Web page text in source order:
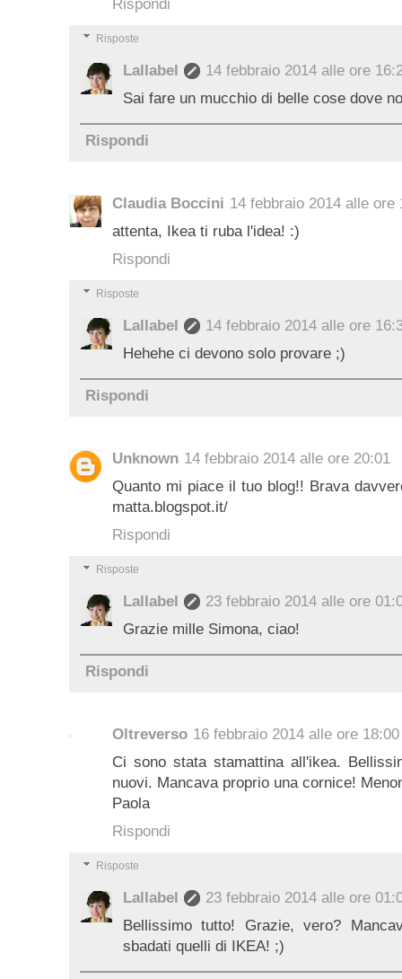
Rispondi
Risposte
Lallabel
14 febbraio 2014 alle ore
Sai fare un mucchio di belle cose dove
Rispondi
Claudia Boccini 14 febbraio 2014 alle ore
attenta, Ikea ti ruba l'idea! :)
Rispondi
Risposte
Lallabel
14 febbraio 2014 alle ore
Hehehe ci devono solo provare ;)
Rispondi
Unknown 14 febbraio 2014 alle ore 20:01
Quanto mi piace il tuo blog!! Brava
matta.blogspot.it/
Rispondi
Risposte
Lallabel
23 febbraio 2014 alle ore
Grazie mille Simona, ciao!
Rispondi
Oltreverso 16 febbraio 2014 alle ore 18:00
Ci sono stata stamattina all'ikea.
nuovi. Mancava proprio una cornice!
Paola
Rispondi
Risposte
Lallabel
23 febbraio 2014 alle ore
Bellissimo tutto! Grazie, vero?
sbadati quelli di IKEA! ;)